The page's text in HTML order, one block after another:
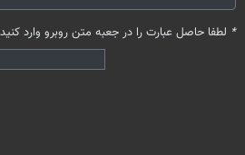
* لطفا حاصل عبارت را در جعبه متن روبرو وارد کنید